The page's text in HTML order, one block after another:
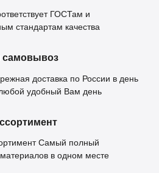
ГОСТам и
стандартам качества
самовывоз
доставка по России в день
удобный Вам день
Самый полный
в одном месте